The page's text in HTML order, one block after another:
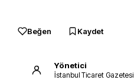
Beğen Kaydet
Yönetici
İstanbul Ticaret